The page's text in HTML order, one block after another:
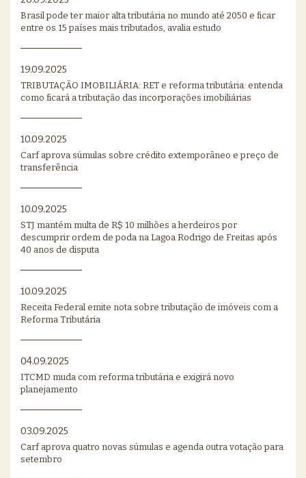
Brasil pode ter maior alta tributária no mundo até 2050 e ficar
entre os 15 países mais tributados, avalia estudo
19.09.2025
TRIBUTAÇÃO IMOBILIÁRIA: RET e reforma tributária: entenda
como ficará a tributação das incorporações imobiliárias
10.09.2025
Carf aprova súmulas sobre crédito extemporâneo e preço de
transferência
10.09.2025
STJ mantém multa de R$ 10 milhões a herdeiros por
descumprir ordem de poda na Lagoa Rodrigo de Freitas após
40 anos de disputa
10.09.2025
Receita Federal emite nota sobre tributação de imóveis com a
Reforma Tributária
04.09.2025
ITCMD muda com reforma tributária e exigirá novo
planejamento
03.09.2025
Carf aprova quatro novas súmulas e agenda outra votação para
setembro